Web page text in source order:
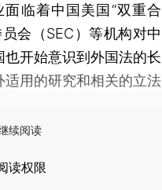
临着中国美国“双重合
会（SEC）等机构对中
开始意识到外国法的长
用的研究和相关的立法
续阅读
读权限